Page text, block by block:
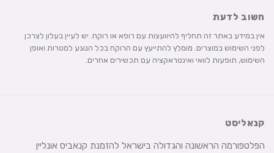
חשוב לדעת
אין במידע באתר זה תחליף להיוועצות עם רופא או רוקח. יש לעיין בעלון לצרכן
לפני השימוש במוצרים. מומלץ להתייעץ עם הרוקח בכל הנוגע למטרות ואופן
השימוש, תופעות לוואי ואינטראקציה עם תכשירים אחרים.
קנאליסט
הפלטפורמה הראשונה והגדולה בישראל להזמנת קנאביס אונליין